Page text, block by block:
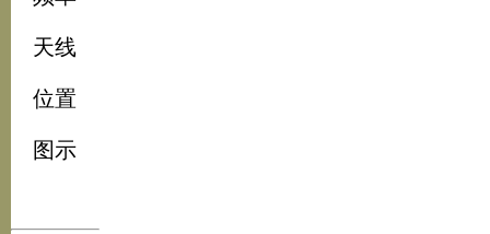
天线
位置
图示